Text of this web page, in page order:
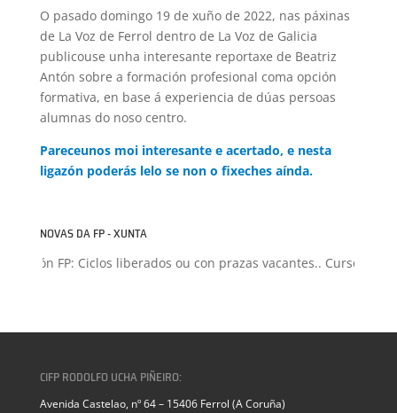
O pasado domingo 19 de xuño de 2022, nas páxinas
de La Voz de Ferrol dentro de La Voz de Galicia
publicouse unha interesante reportaxe de Beatriz
Antón sobre a formación profesional coma opción
formativa, en base á experiencia de dúas persoas
alumnas do noso centro.
Pareceunos moi interesante e acertado, e nesta
ligazón poderás lelo se non o fixeches aínda.
NOVAS DA FP - XUNTA
FP: Ciclos liberados ou con prazas vacantes.. Curso 2026-
CIFP RODOLFO UCHA PIÑEIRO:
Avenida Castelao, nº 64 – 15406 Ferrol (A Coruña)